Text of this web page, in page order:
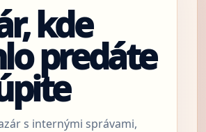
kde
predáte
s internými správami,